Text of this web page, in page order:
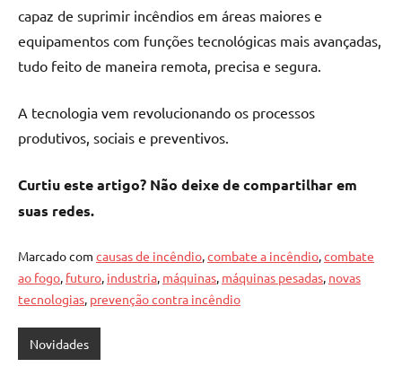
capaz de suprimir incêndios em áreas maiores e
equipamentos com funções tecnológicas mais avançadas,
tudo feito de maneira remota, precisa e segura.
A tecnologia vem revolucionando os processos
produtivos, sociais e preventivos.
Curtiu este artigo? Não deixe de compartilhar em
suas redes.
Marcado com causas de incêndio combate a incêndio combate
ao fogo futuro industria máquinas máquinas pesadas novas
tecnologias prevenção contra incêndio
Novidades